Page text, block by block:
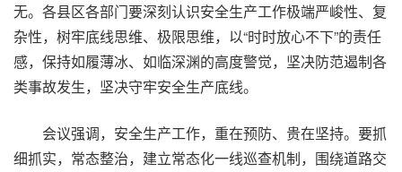
无。各县区各部门要深刻认识安全生产工作极端严峻性、复
杂性，树牢底线思维、极限思维，以“时时放心不下”的责任
感，保持如履薄冰、如临深渊的高度警觉，坚决防范遏制各
类事故发生，坚决守牢安全生产底线。
会议强调，安全生产工作，重在预防、贵在坚持。要抓
细抓实，常态整治，建立常态化一线巡查机制，围绕道路交